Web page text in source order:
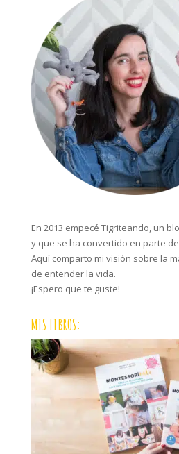
En 2013 empecé Tigriteando, un
y que se ha convertido en parte
Aquí comparto mi visión sobre la
de entender la vida.
¡Espero que te guste!
MIS LIBROS: